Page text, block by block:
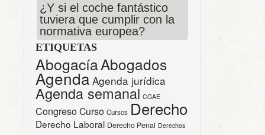
¿Y si el coche fantástico
tuviera que cumplir con la
normativa europea?
ETIQUETAS
AbogacíaAbogados
Agenda Agenda jurídica
Agenda semanal CGAE
CongresoCurso Cursos Derecho
Derecho Laboral Derecho Penal Derechos